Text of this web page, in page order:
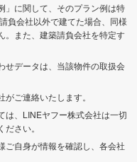
」に関して、そのプラン例は特
負会社以外で建てた場合、同様
。また、建築請負会社を特定す
せデータは、当該物件の取扱会
ご連絡いたします。
は、LINEヤフー株式会社は一切
さい。
ご自身が情報を確認し、各会社